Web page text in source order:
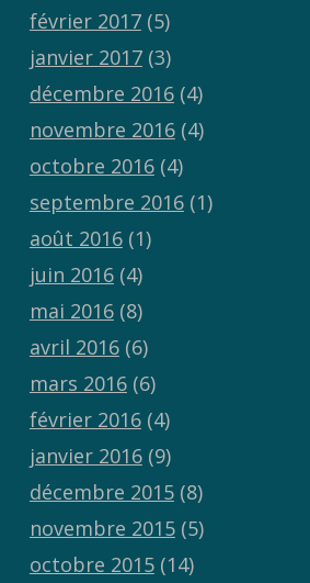
février 2017(5)
janvier 2017(3)
décembre 2016(4)
novembre 2016(4)
octobre 2016(4)
septembre 2016(1)
août 2016(1)
juin 2016(4)
mai 2016(8)
avril 2016(6)
mars 2016(6)
février 2016(4)
janvier 2016(9)
décembre 2015(8)
novembre 2015(5)
octobre 2015(14)